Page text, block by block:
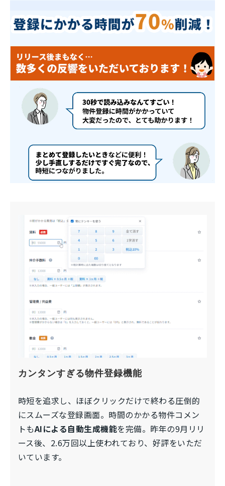
カンタンすぎる物件登録機能
時短を追求し、ほぼクリックだけで終わる圧倒的
にスムーズな登録画面。時間のかかる物件コメン
トもAIによる自動生成機能を完備。昨年の9月リリ
ース後、2.6万回以上使われており、好評をいただ
いています。